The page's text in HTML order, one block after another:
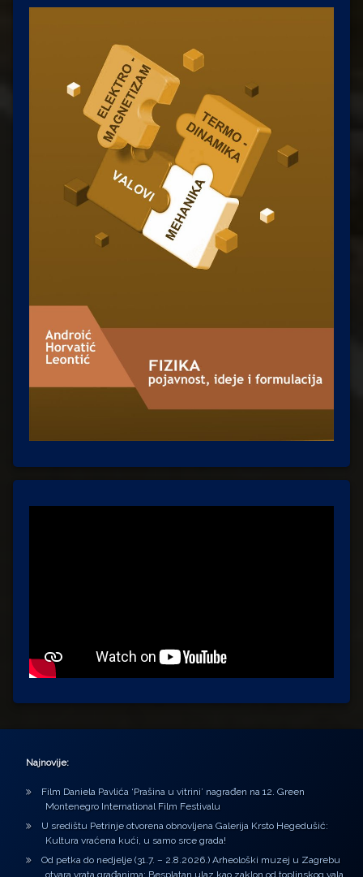
Najnovije:
Film Daniela Pavlića ‘Prašina u vitrini’ nagrađen na 12. Green
Montenegro International Film Festivalu
U središtu Petrinje otvorena obnovljena Galerija Krsto Hegedušić:
Kultura vraćena kući, u samo srce grada!
Od petka do nedjelje (31.7. – 2.8.2026.) Arheološki muzej u Zagrebu
otvara vrata građanima: Besplatan ulaz kao zaklon od toplinskog vala